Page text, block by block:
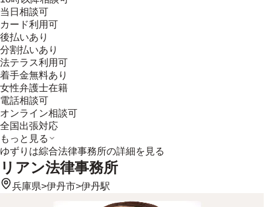
当日相談可
カード利用可
後払いあり
分割払いあり
法テラス利用可
着手金無料あり
女性弁護士在籍
電話相談可
オンライン相談可
全国出張対応
もっと見る
ゆずりは綜合法律事務所の詳細を見る
リアン法律事務所
兵庫県>伊丹市>伊丹駅